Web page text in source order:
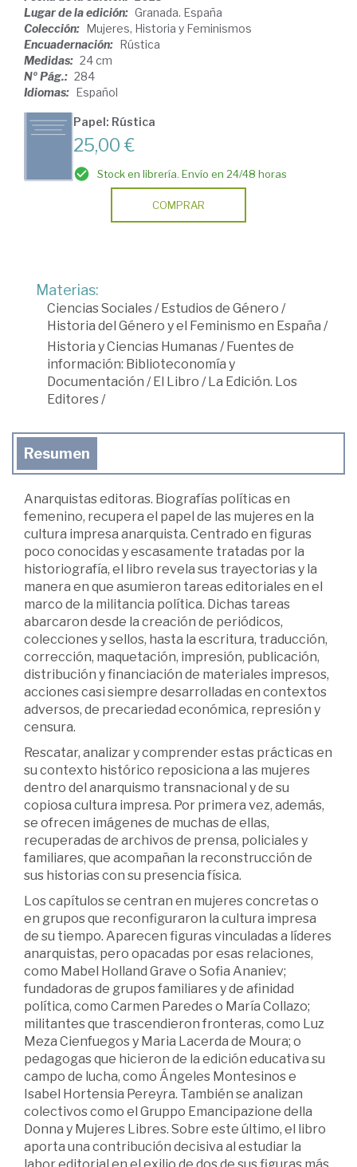
Lugar de la edición: Granada. España
Colección: Mujeres, Historia y Feminismos
Encuadernación: Rústica
Medidas: 24 cm
Nº Pág.: 284
Idiomas: Español
Papel: Rústica
25,00 €
Stock en librería. Envío en 24/48 horas
COMPRAR
Materias:
Ciencias Sociales/ Estudios de Género /
Historia del Género y el Feminismo en España /
Historia y Ciencias Humanas/ Fuentes de
información: Biblioteconomía y
Documentación / El Libro / La Edición. Los
Editores/
Resumen
Anarquistas editoras. Biografías políticas en
femenino, recupera el papel de las mujeres en la
cultura impresa anarquista. Centrado en figuras
poco conocidas y escasamente tratadas por la
historiografía, el libro revela sus trayectorias y la
manera en que asumieron tareas editoriales en el
marco de la militancia política. Dichas tareas
abarcaron desde la creación de periódicos,
colecciones y sellos, hasta la escritura, traducción,
corrección, maquetación, impresión, publicación,
distribución y financiación de materiales impresos,
acciones casi siempre desarrolladas en contextos
adversos, de precariedad económica, represión y
censura.
Rescatar, analizar y comprender estas prácticas en
su contexto histórico reposiciona a las mujeres
dentro del anarquismo transnacional y de su
copiosa cultura impresa. Por primera vez, además,
se ofrecen imágenes de muchas de ellas,
recuperadas de archivos de prensa, policiales y
familiares, que acompañan la reconstrucción de
sus historias con su presencia física.
Los capítulos se centran en mujeres concretas o
en grupos que reconfiguraron la cultura impresa
de su tiempo. Aparecen figuras vinculadas a líderes
anarquistas, pero opacadas por esas relaciones,
como Mabel Holland Grave o Sofia Ananiev;
fundadoras de grupos familiares y de afinidad
política, como Carmen Paredes o María Collazo;
militantes que trascendieron fronteras, como Luz
Meza Cienfuegos y Maria Lacerda de Moura; o
pedagogas que hicieron de la edición educativa su
campo de lucha, como Ángeles Montesinos e
Isabel Hortensia Pereyra. También se analizan
colectivos como el Gruppo Emancipazione della
Donna y Mujeres Libres. Sobre este último, el libro
aporta una contribución decisiva al estudiar la